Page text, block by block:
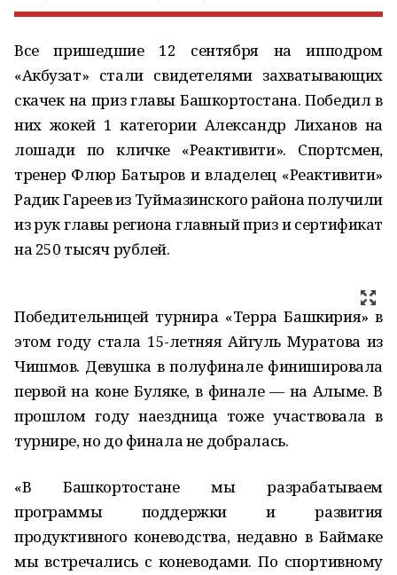
Все пришедшие 12 сентября на ипподром
«Акбузат» стали свидетелями захватывающих
скачек на приз главы Башкортостана. Победил в
них жокей 1 категории Александр Лиханов на
лошади по кличке «Реактивити». Спортсмен,
тренер Флюр Батыров и владелец «Реактивити»
Радик Гареев из Туймазинского района получили
из рук главы региона главный приз и сертификат
на 250 тысяч рублей.
Победительницей турнира «Терра Башкирия» в
этом году стала 15-летняя Айгуль Муратова из
Чишмов. Девушка в полуфинале финишировала
первой на коне Буляке, в финале — на Алыме. В
прошлом году наездница тоже участвовала в
турнире, но до финала не добралась.
«В Башкортостане мы разрабатываем
программы поддержки и развития
продуктивного коневодства, недавно в Баймаке
мы встречались с коневодами. По спортивному